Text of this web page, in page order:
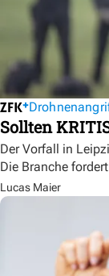
Sollten
Der Vorfall in
Die Branche
Lucas Maier